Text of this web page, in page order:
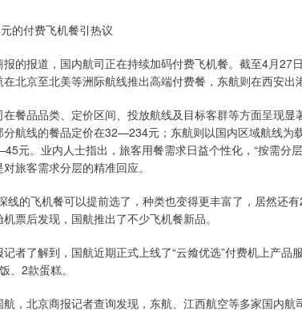
的付费飞机餐引热议
报的报道，国内航司正在持续加码付费飞机餐。截至4月27
北京至北美等洲际航线推出高端付费餐，东航则在西安出
在餐品品类、定价区间、投放航线及目标客群等方面呈现
分航线的餐品定价在32—234元；东航则以国内区域航线为
元。业内人士指出，旅客用餐需求日益个性化，“按需分
旅客需求分层的精准回应。
线的飞机餐可以提前选了，种类也变得更丰富了，居然还
票后发现，国航推出了不少飞机餐新品。
者了解到，国航近期正式上线了“云飨优选”付费机上产品
、2款蛋糕。
，北京商报记者查询发现，东航、江西航空等多家国内航